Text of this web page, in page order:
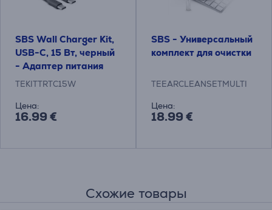
SBS Wall Charger Kit,
USB-C, 15 Вт, черный
- Адаптер питания
TEKITTRTC15W
Цена:
16.99 €
SBS - Универсальный
комплект для очистки
TEEARCLEANSETMULTI
Цена:
18.99 €
Схожие товары